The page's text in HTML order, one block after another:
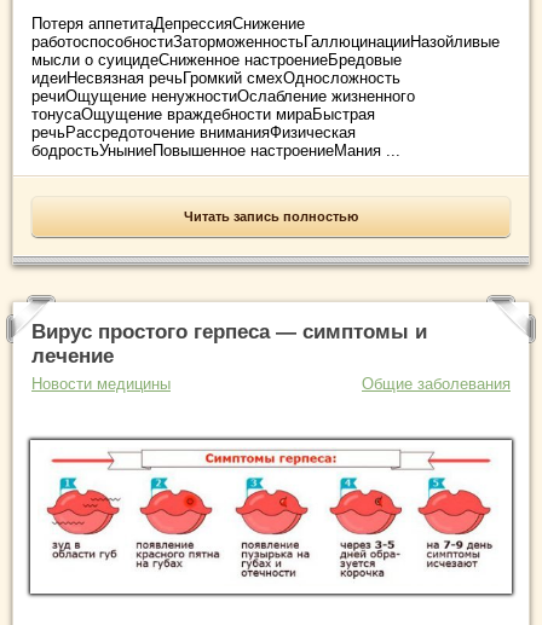
Потеря аппетитаДепрессияСнижение
работоспособностиЗаторможенностьГаллюцинацииНазойливые
мысли о суицидеСниженное настроениеБредовые
идеиНесвязная речьГромкий смехОдносложность
речиОщущение ненужностиОслабление жизненного
тонусаОщущение враждебности мираБыстрая
речьРассредоточение вниманияФизическая
бодростьУныниеПовышенное настроениеМания ...
Читать запись полностью
Вирус простого герпеса — симптомы и
лечение
Новости медицины Общие заболевания